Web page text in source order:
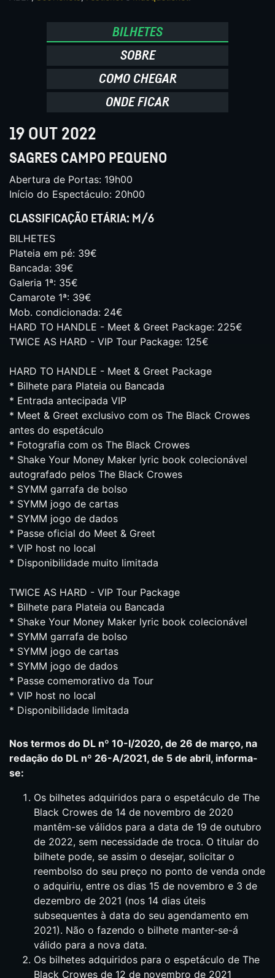
BILHETES
SOBRE
COMO CHEGAR
ONDE FICAR
19 OUT 2022
SAGRES CAMPO PEQUENO
Abertura de Portas: 19h00
Início do Espectáculo: 20h00
CLASSIFICAÇÃO ETÁRIA: M/6
BILHETES
Plateia em pé: 39€
Bancada: 39€
Galeria 1ª: 35€
Camarote 1ª: 39€
Mob. condicionada: 24€
HARD TO HANDLE - Meet & Greet Package: 225€
TWICE AS HARD - VIP Tour Package: 125€
HARD TO HANDLE - Meet & Greet Package
* Bilhete para Plateia ou Bancada
* Entrada antecipada VIP
* Meet & Greet exclusivo com os The Black Crowes
antes do espetáculo
* Fotografia com os The Black Crowes
* Shake Your Money Maker lyric book colecionável
autografado pelos The Black Crowes
* SYMM garrafa de bolso
* SYMM jogo de cartas
* SYMM jogo de dados
* Passe oficial do Meet & Greet
* VIP host no local
* Disponibilidade muito limitada
TWICE AS HARD - VIP Tour Package
* Bilhete para Plateia ou Bancada
* Shake Your Money Maker lyric book colecionável
* SYMM garrafa de bolso
* SYMM jogo de cartas
* SYMM jogo de dados
* Passe comemorativo da Tour
* VIP host no local
* Disponibilidade limitada
Nos termos do DL nº 10-I/2020, de 26 de março, na
redação do DL nº 26-A/2021, de 5 de abril, informa-
se:
Os bilhetes adquiridos para o espetáculo de The
Black Crowes de 14 de novembro de 2020
mantêm-se válidos para a data de 19 de outubro
de 2022, sem necessidade de troca. O titular do
bilhete pode, se assim o desejar, solicitar o
reembolso do seu preço no ponto de venda onde
o adquiriu, entre os dias 15 de novembro e 3 de
dezembro de 2021 (nos 14 dias úteis
subsequentes à data do seu agendamento em
2021). Não o fazendo o bilhete manter-se-á
válido para a nova data.
Os bilhetes adquiridos para o espetáculo de The
Black Crowes de 12 de novembro de 2021